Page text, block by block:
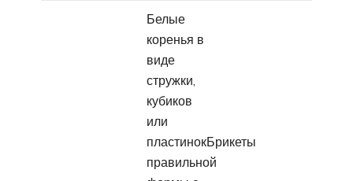
Белые
коренья в
виде
стружки,
кубиков
или
пластинокБрикеты
правильной